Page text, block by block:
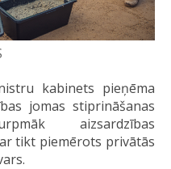
kabinets pieņēma
jomas stiprināšanas
aizsardzības
tikt piemērots privātās